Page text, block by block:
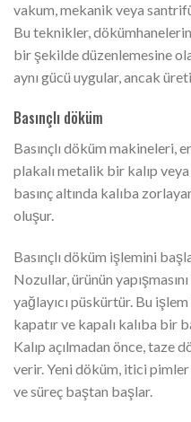
vakum, mekanik veya
Bu teknikler, dökümhanelerin
bir şekilde düzenlemesine
aynı gücü uygular, ancak
Basınçlı döküm
Basınçlı döküm makineleri,
plakalı metalik bir kalıp
basınç altında kalıba
oluşur.
Basınçlı döküm işlemini
Nozullar, ürünün
yağlayıcı püskürtür. Bu
kapatır ve kapalı kalıba bir
Kalıp açılmadan önce, taze
verir. Yeni döküm, itici pimler
ve süreç baştan başlar.